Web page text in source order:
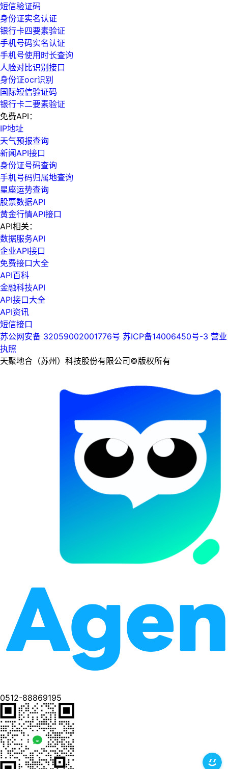
短信验证码
身份证实名认证
银行卡四要素验证
手机号码实名认证
手机号使用时长查询
人脸对比识别接口
身份证ocr识别
国际短信验证码
银行卡二要素验证
免费API：
IP地址
天气预报查询
新闻API接口
身份证号码查询
手机号码归属地查询
星座运势查询
股票数据API
黄金行情API接口
API相关：
数据服务API
企业API接口
免费接口大全
API百科
金融科技API
API接口大全
API资讯
短信接口
苏公网安备 32059002001776号 苏ICP备14006450号-3 营业
执照
天聚地合（苏州）科技股份有限公司©版权所有
0512-88869195